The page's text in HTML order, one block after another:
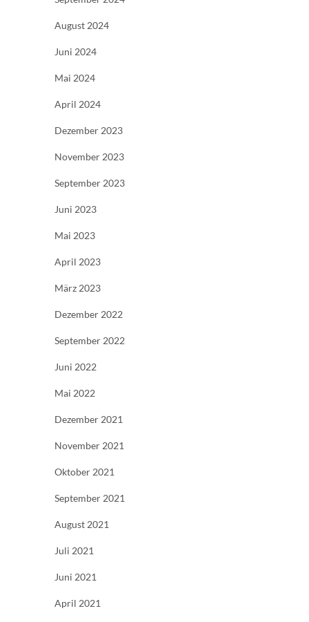
August 2024
Juni 2024
Mai 2024
April 2024
Dezember 2023
November 2023
September 2023
Juni 2023
Mai 2023
April 2023
März 2023
Dezember 2022
September 2022
Juni 2022
Mai 2022
Dezember 2021
November 2021
Oktober 2021
September 2021
August 2021
Juli 2021
Juni 2021
April 2021